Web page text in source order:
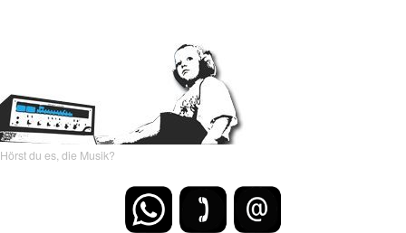
Hörst du es, die Musik?